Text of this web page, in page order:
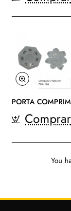
PORTA
Comprar
You